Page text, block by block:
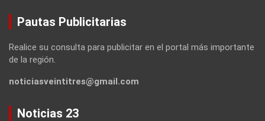
Pautas Publicitarias
Realice su consulta para publicitar en el portal más importante
de la región.
noticiasveintitres@gmail.com
Noticias 23